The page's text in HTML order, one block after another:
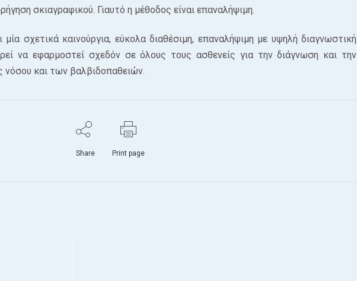
σκιαγραφικού. Γιαυτό η μέθοδος είναι επαναλήψιμη.
σχετικά καινούργια, εύκολα διαθέσιμη, επαναλήψιμη με υψηλή διαγνωστική
να εφαρμοστεί σχεδόν σε όλους τους ασθενείς για την διάγνωση και την
νόσου και των βαλβιδοπαθειών.
Share Print page